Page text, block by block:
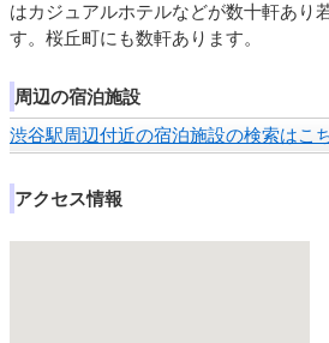
はカジュアルホテルなどが数十軒あり
す。桜丘町にも数軒あります。
周辺の宿泊施設
渋谷駅周辺付近の宿泊施設の検索はこ
アクセス情報